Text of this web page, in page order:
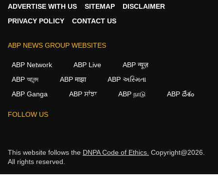
ADVERTISE WITH US
SITEMAP
DISCLAIMER
PRIVACY POLICY
CONTACT US
ABP NEWS GROUP WEBSITES
ABP Network ABP Live
ABP न्यूज़
ABP আনন্দ
ABP माझा
ABP અસ્મિતા
ABP Ganga
ABP ਸਾਂਝਾ ABP நாடு ABP దేశం
FOLLOW US
This website follows the DNPA Code of Ethics. Copyright@2026.
All rights reserved.